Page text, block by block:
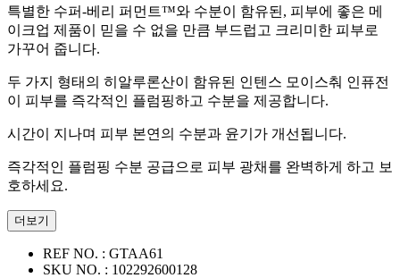
특별한 수퍼-베리 퍼먼트™와 수분이 함유된, 피부에 좋은 메
이크업 제품이 믿을 수 없을 만큼 부드럽고 크리미한 피부로
가꾸어 줍니다.
두 가지 형태의 히알루론산이 함유된 인텐스 모이스춰 인퓨전
이 피부를 즉각적인 플럼핑하고 수분을 제공합니다.
시간이 지나며 피부 본연의 수분과 윤기가 개선됩니다.
즉각적인 플럼핑 수분 공급으로 피부 광채를 완벽하게 하고 보
호하세요.
더보기
REF NO. : GTAA61
SKU NO. : 102292600128